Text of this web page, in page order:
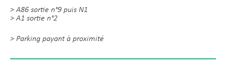
> A86 sortie n°9 puis N1
> A1 sortie n°2
> Parking payant à proximité